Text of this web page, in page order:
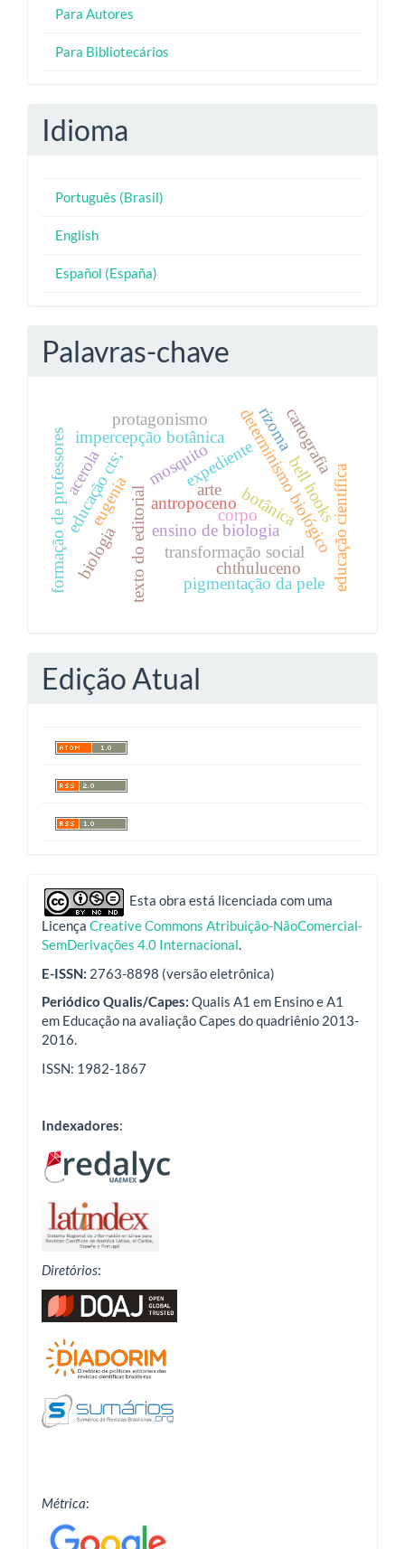
Para Autores
Para Bibliotecários
Idioma
Português (Brasil)
English
Español (España)
Palavras-chave
texto do editorial
eugenia
ensino de biologiadeterminismo biológico
transformação social
antropoceno
expediente
educação cts; educação científica
bell hooks
formação de professores impercepção botânica
protagonismo
biologia
mosquito
chthuluceno
cartografia
botânica
acerola
pigmentação da pele
rizoma
arte
corpo
Edição Atual
indexadoresEsta obra está licenciada com uma
Licença Creative Commons Atribuição-NãoComercial-
SemDerivações 4.0 Internacional.
E-ISSN: 2763-8898 (versão eletrônica)
Periódico Qualis/Capes: Qualis A1 em Ensino e A1
em Educação na avaliação Capes do quadriênio 2013-
2016.
ISSN: 1982-1867
Indexadores:
Diretórios:
Métrica: